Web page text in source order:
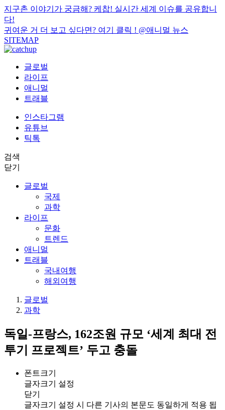
지구촌 이야기가 궁금해? 케찹! 실시간 세계 이슈를 공유합니
다!
귀여운 거 더 보고 싶다면? 여기 클릭 ! @애니멀 뉴스
SITEMAP
글로벌
라이프
애니멀
트래블
인스타그램
유튜브
틱톡
검색
닫기
글로벌
국제
과학
라이프
문화
트렌드
애니멀
트래블
국내여행
해외여행
글로벌
과학
독일-프랑스, 162조원 규모 ‘세계 최대 전
투기 프로젝트’ 두고 충돌
폰트크기
글자크기 설정
닫기
글자크기 설정 시 다른 기사의 본문도 동일하게 적용 됩